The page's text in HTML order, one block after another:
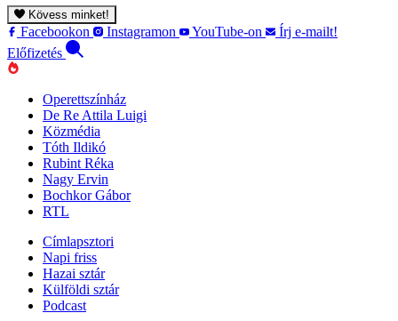
Kövess minket!
Facebookon Instagramon YouTube-on
Írj e-mailt!
Előfizetés
Operettszínház
De Re Attila Luigi
Közmédia
Tóth Ildikó
Rubint Réka
Nagy Ervin
Bochkor Gábor
RTL
Címlapsztori
Napi friss
Hazai sztár
Külföldi sztár
Podcast